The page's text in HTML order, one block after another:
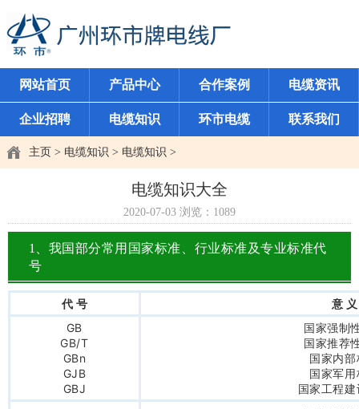
网站首页 产品中心 合作案例 电缆资讯
企业招聘 电缆知识 环市电缆 联系我们
主页 > 电缆知识 > 电缆知识 >
电缆知识大全
2020-07-03 浏览： 1089
1、我国部分常用国家标准、行业标准及专业标准代
号
代 号
意 义
GB
GB/T
GBn
GJB
GBJ
国家强制
国家推荐
国家内部
国家军用
国家工程